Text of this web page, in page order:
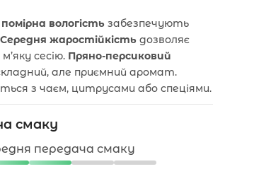
помірна вологість забезпечують
Середня жаростійкість дозволяє
сесію. Пряно-персиковий
але приємний аромат.
з чаєм, цитрусами або спеціями.
смаку
передача смаку